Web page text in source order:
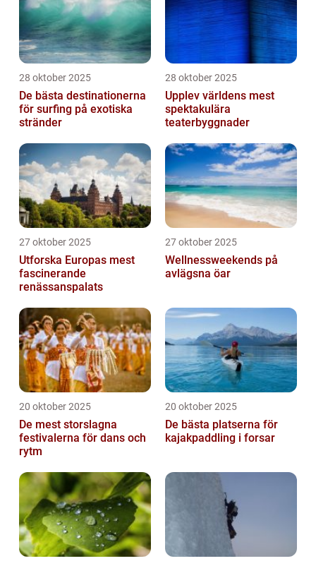
28 oktober 2025
De bästa destinationerna
för surfing på exotiska
stränder
28 oktober 2025
Upplev världens mest
spektakulära
teaterbyggnader
27 oktober 2025
Utforska Europas mest
fascinerande
renässanspalats
27 oktober 2025
Wellnessweekends på
avlägsna öar
20 oktober 2025
De mest storslagna
festivalerna för dans och
rytm
20 oktober 2025
De bästa platserna för
kajakpaddling i forsar